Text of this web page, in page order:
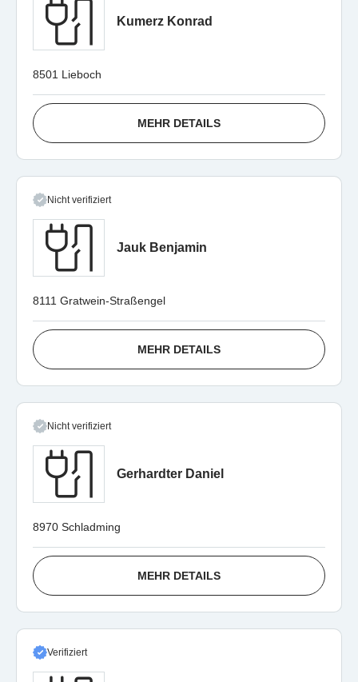
Kumerz Konrad
8501 Lieboch
MEHR DETAILS
Nicht verifiziert
Jauk Benjamin
8111 Gratwein-Straßengel
MEHR DETAILS
Nicht verifiziert
Gerhardter Daniel
8970 Schladming
MEHR DETAILS
Verifiziert